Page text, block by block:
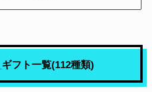
ギフト一覧(112種類)